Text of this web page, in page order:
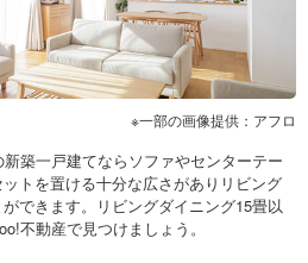
一部の画像提供：アフロ
築一戸建てならソファやセンターテー
トを置ける十分な広さがありリビング
できます。リビングダイニング15畳以
不動産で見つけましょう。